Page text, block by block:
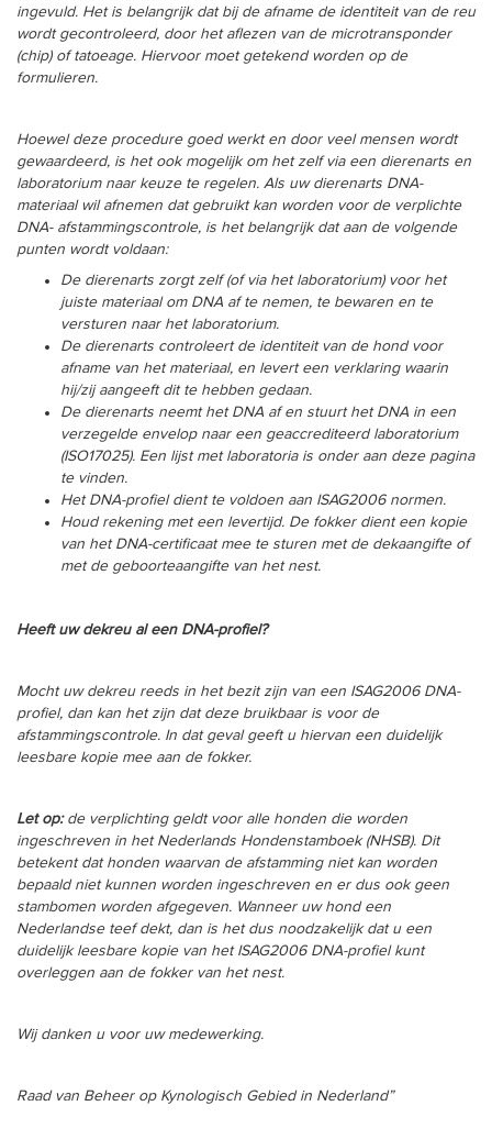
ingevuld. Het is belangrijk dat bij de afname de identiteit van de reu
wordt gecontroleerd, door het aflezen van de microtransponder
(chip) of tatoeage. Hiervoor moet getekend worden op de
formulieren.
Hoewel deze procedure goed werkt en door veel mensen wordt
gewaardeerd, is het ook mogelijk om het zelf via een dierenarts en
laboratorium naar keuze te regelen. Als uw dierenarts DNA-
materiaal wil afnemen dat gebruikt kan worden voor de verplichte
DNA- afstammingscontrole, is het belangrijk dat aan de volgende
punten wordt voldaan:
De dierenarts zorgt zelf (of via het laboratorium) voor het
juiste materiaal om DNA af te nemen, te bewaren en te
versturen naar het laboratorium.
De dierenarts controleert de identiteit van de hond voor
afname van het materiaal, en levert een verklaring waarin
hij/zij aangeeft dit te hebben gedaan.
De dierenarts neemt het DNA af en stuurt het DNA in een
verzegelde envelop naar een geaccrediteerd laboratorium
(ISO17025). Een lijst met laboratoria is onder aan deze pagina
te vinden.
Het DNA-profiel dient te voldoen aan ISAG2006 normen.
Houd rekening met een levertijd. De fokker dient een kopie
van het DNA-certificaat mee te sturen met de dekaangifte of
met de geboorteaangifte van het nest.
Heeft uw dekreu al een DNA-profiel?
Mocht uw dekreu reeds in het bezit zijn van een ISAG2006 DNA-
profiel, dan kan het zijn dat deze bruikbaar is voor de
afstammingscontrole. In dat geval geeft u hiervan een duidelijk
leesbare kopie mee aan de fokker.
Let op: de verplichting geldt voor alle honden die worden
ingeschreven in het Nederlands Hondenstamboek (NHSB). Dit
betekent dat honden waarvan de afstamming niet kan worden
bepaald niet kunnen worden ingeschreven en er dus ook geen
stambomen worden afgegeven. Wanneer uw hond een
Nederlandse teef dekt, dan is het dus noodzakelijk dat u een
duidelijk leesbare kopie van het ISAG2006 DNA-profiel kunt
overleggen aan de fokker van het nest.
Wij danken u voor uw medewerking.
Raad van Beheer op Kynologisch Gebied in Nederland”